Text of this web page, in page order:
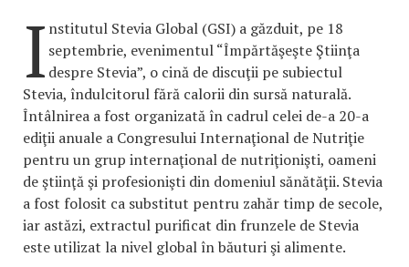
I nstitutul Stevia Global (GSI) a găzduit, pe 18
septembrie, evenimentul “Împărtăşeşte Ştiinţa
despre Stevia”, o cină de discuţii pe subiectul
Stevia, îndulcitorul fără calorii din sursă naturală.
Întâlnirea a fost organizată în cadrul celei de-a 20-a
ediţii anuale a Congresului Internaţional de Nutriţie
pentru un grup internaţional de nutriţionişti, oameni
de ştiinţă şi profesionişti din domeniul sănătăţii. Stevia
a fost folosit ca substitut pentru zahăr timp de secole,
iar astăzi, extractul purificat din frunzele de Stevia
este utilizat la nivel global în băuturi şi alimente.